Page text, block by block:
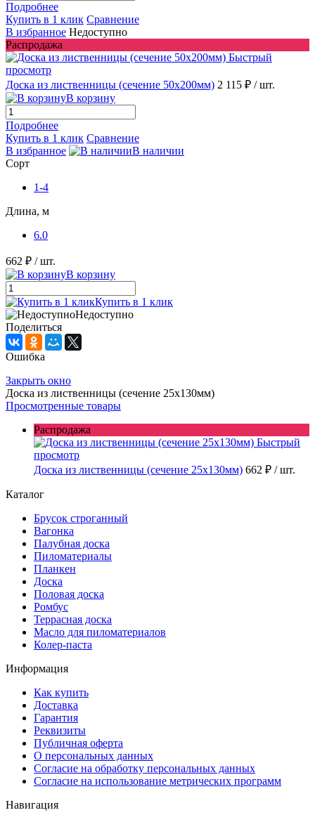
Подробнее
Купить в 1 клик Сравнение
В избранное Недоступно
Распродажа
Быстрый
просмотр
Доска из лиственницы (сечение 50x200мм) 2 115 ₽ / шт.
В корзину
Подробнее
Купить в 1 клик Сравнение
В избранное
В наличии
Сорт
1-4
Длина, м
6.0
662 ₽ / шт.
В корзину
Купить в 1 клик
Недоступно
Поделиться
Ошибка
Закрыть окно
Доска из лиственницы (сечение 25x130мм)
Просмотренные товары
Распродажа
Быстрый
просмотр
Доска из лиственницы (сечение 25x130мм) 662 ₽ / шт.
Каталог
Брусок строганный
Вагонка
Палубная доска
Пиломатериалы
Планкен
Доска
Половая доска
Ромбус
Террасная доска
Масло для пиломатериалов
Колер-паста
Информация
Как купить
Доставка
Гарантия
Реквизиты
Публичная оферта
О персональных данных
Согласие на обработку персональных данных
Согласие на использование метрических программ
Навигация